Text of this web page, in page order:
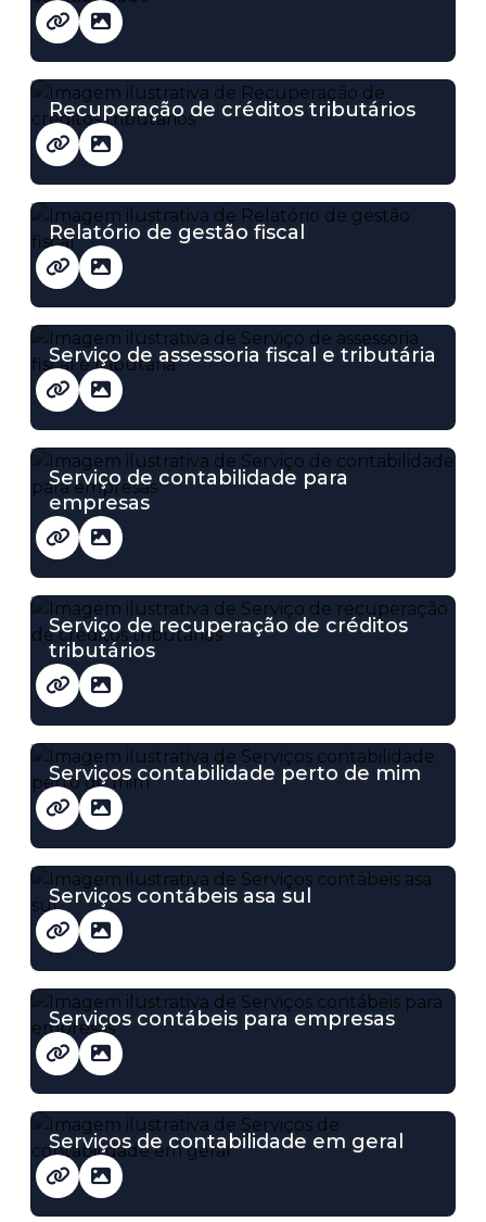
Recuperação de créditos tributários
Relatório de gestão fiscal
Serviço de assessoria fiscal e tributária
Serviço de contabilidade para
empresas
Serviço de recuperação de créditos
tributários
Serviços contabilidade perto de mim
Serviços contábeis asa sul
Serviços contábeis para empresas
Serviços de contabilidade em geral